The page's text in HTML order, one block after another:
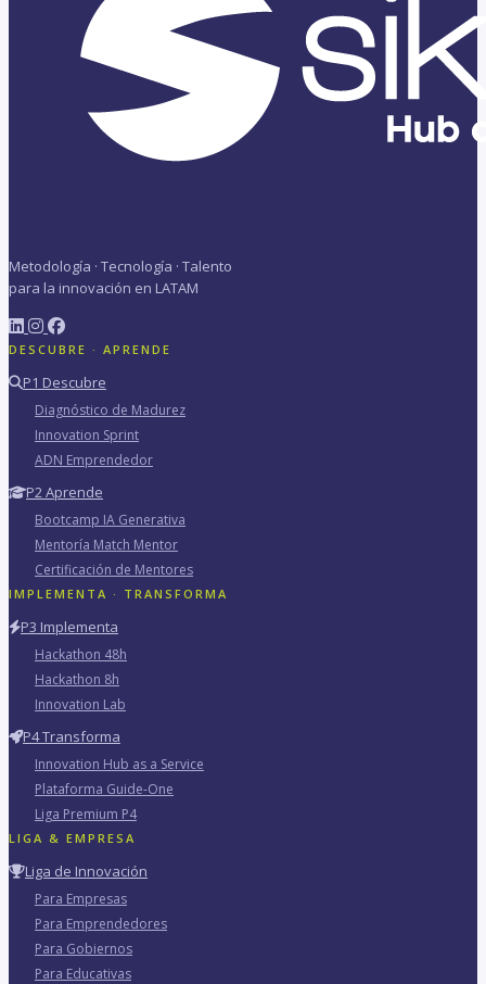
Metodología · Tecnología · Talento
para la innovación en LATAM
DESCUBRE · APRENDE
P1 Descubre
Diagnóstico de Madurez
Innovation Sprint
ADN Emprendedor
P2 Aprende
Bootcamp IA Generativa
Mentoría Match Mentor
Certificación de Mentores
IMPLEMENTA · TRANSFORMA
P3 Implementa
Hackathon 48h
Hackathon 8h
Innovation Lab
P4 Transforma
Innovation Hub as a Service
Plataforma Guide-One
Liga Premium P4
LIGA & EMPRESA
Liga de Innovación
Para Empresas
Para Emprendedores
Para Gobiernos
Para Educativas